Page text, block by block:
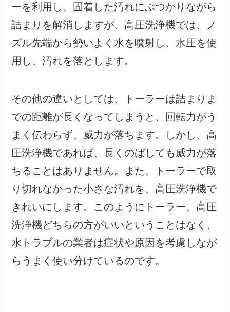
ーを利用し、固着した汚れにぶつかりながら
詰まりを解消しますが、高圧洗浄機では、ノ
ズル先端から勢いよく水を噴射し、水圧を使
用し、汚れを落とします。
その他の違いとしては、トーラーは詰まりま
での距離が長くなってしまうと、回転力がう
まく伝わらず、威力が落ちます。しかし、高
圧洗浄機であれば、長くのばしても威力が落
ちることはありません。また、トーラーで取
り切れなかった小さな汚れを、高圧洗浄機で
きれいにします。このようにトーラー、高圧
洗浄機どちらの方がいいということはなく、
水トラブルの業者は症状や原因を考慮しなが
らうまく使い分けているのです。